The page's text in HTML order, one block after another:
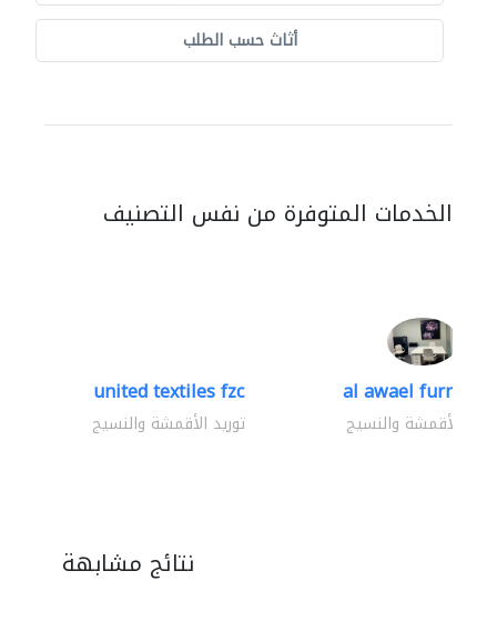
أثاث حسب الطلب
الخدمات المتوفرة من نفس التصنيف
united textiles fzc
توريد الأقمشة والنسيج
al awael
الأقمشة والنسيج
نتائج مشابهة